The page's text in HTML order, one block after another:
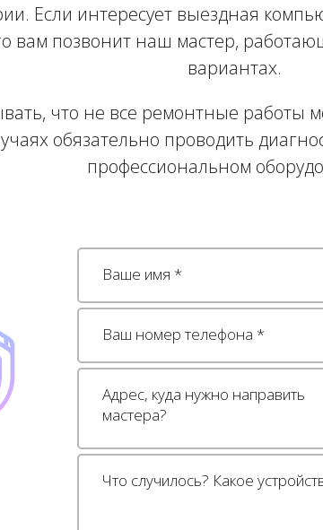
Если интересует выездная
вам позвонит наш мастер,
вариантах.
что не все ремонтные работы
обязательно проводить
профессиональном